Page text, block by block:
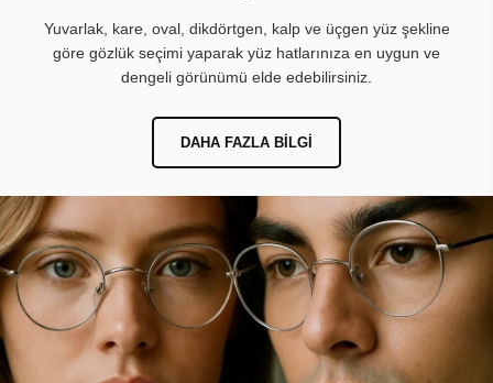
Yuvarlak, kare, oval, dikdörtgen, kalp ve üçgen yüz şekline
göre gözlük seçimi yaparak yüz hatlarınıza en uygun ve
dengeli görünümü elde edebilirsiniz.
DAHA FAZLA BILGI